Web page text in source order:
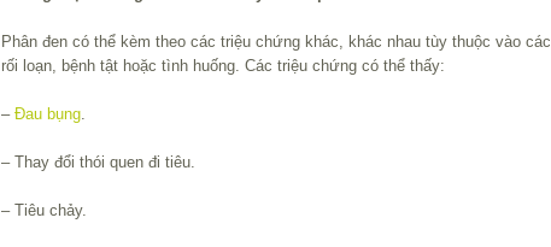
Phân đen có thể kèm theo các triệu chứng khác, khác nhau tùy thuộc vào các
rối loạn, bệnh tật hoặc tình huống. Các triệu chứng có thể thấy:
– Đau bụng
– Thay đổi thói quen đi tiêu.
– Tiêu chảy.